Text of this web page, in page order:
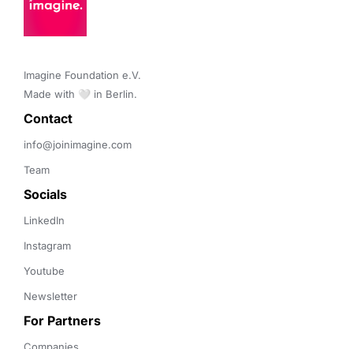
Imagine Foundation e.V.
Made with 🤍 in Berlin.
Contact
info@joinimagine.com
Team
Socials
LinkedIn
Instagram
Youtube
Newsletter
For Partners